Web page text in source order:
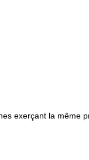
exerçant la même